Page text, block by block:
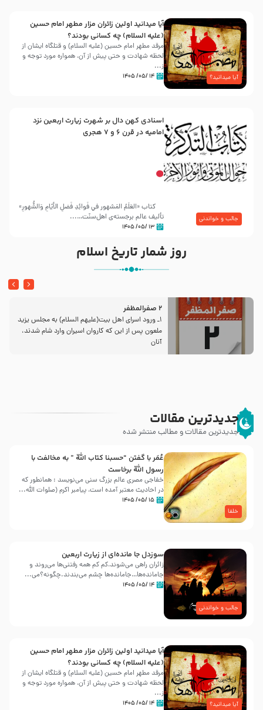
آیا میدانید؟
آیا میدانید اولین زائران مزار مطهر امام حسین
(علیه السلام) چه کسانی بودند؟
مرقد مطهر امام حسین (علیه السلام) و قتلگاه ایشان از
لحظه شهادت و حتی پیش از آن، همواره مورد توجه و
ز...
۱۴ /۰۵/ ۱۴۰۵
جالب و خواندنی
اسنادی کهن دال بر شهرت زیارت اربعین نزد
امامیه در قرن ۶ و ۷ هجری
کتاب «العَلَمُ المَشهور في فَوائِدِ فَضلِ الأيّامِ وَالشُّهورِ»
تألیف عالم برجسته‌ی اهل‌سنّت…...
۱۳ /۰۵/ ۱۴۰۵
روز شمار تاریخ اسلام
2 صفرالمظفر
1ـ ورود اسراى اهل بیت‌(علیهم السلام) به مجلس یزید
ملعون پس از این كه كاروان اسیران وارد شام شدند،
آنان
جدیدترین مقالات
جدیدترین مقالات و مطالب منتشر شده
خلفا
عُمَر با گفتن “حسبنا كتاب اللّه ” به مخالفت با
رسول اللّه برخاست
خفاجی مصری عالم بزرگ سنی می‌نویسد : همانطور که
در احادیث معتبر آمده است، پیامبر اکرم (صلوات اللّه...
۱۵ /۰۵/ ۱۴۰۵
جالب و خواندنی
سوزدل جا مانده‌ای از زیارت اربعین
زائران راهی می‌شوند،کم‌ کم همه رفتنی‌ها می‌روند و
جامانده‌ها…جامانده‌ها چشم می‌بندند.چگونه؟می‌...
۱۴ /۰۵/ ۱۴۰۵
آیا میدانید؟
آیا میدانید اولین زائران مزار مطهر امام حسین
(علیه السلام) چه کسانی بودند؟
مرقد مطهر امام حسین (علیه السلام) و قتلگاه ایشان از
لحظه شهادت و حتی پیش از آن، همواره مورد توجه و
ز...
۱۴ /۰۵/ ۱۴۰۵